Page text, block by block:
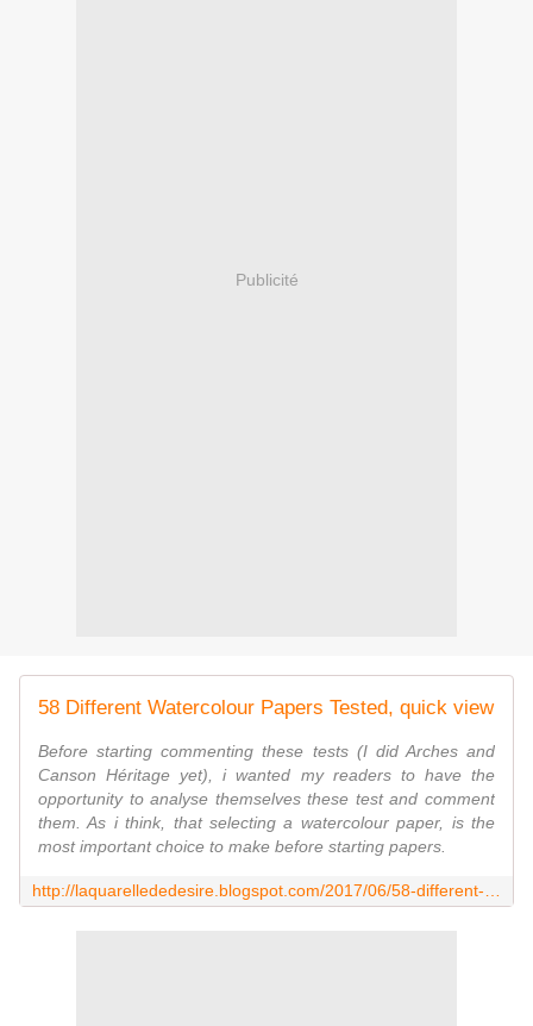
Publicité
58 Different Watercolour Papers Tested, quick view
Before starting commenting these tests (I did Arches and
Canson Héritage yet), i wanted my readers to have the
opportunity to analyse themselves these test and comment
them. As i think, that selecting a watercolour paper, is the
most important choice to make before starting papers.